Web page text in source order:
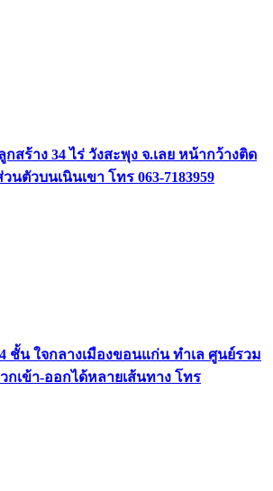
สร้าง 34 ไร่ วังสะพุง จ.เลย หน้ากว้างติด
ตัวบนเนินเขา โทร 063-7183959
ชั้น ใจกลางเมืองขอนแก่น ทำเล ศูนย์รวม
กเข้า-ออกได้หลายเส้นทาง โทร